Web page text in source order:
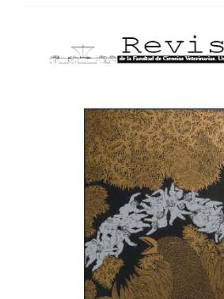
lateral
artículo